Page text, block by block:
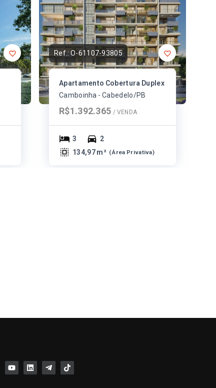
Ref.:O-61107-93805
Apartamento Cobertura Duplex
Camboinha - Cabedelo/PB
R$1.392.365 / VENDA
3
2
134,97 m² (Área Privativa)